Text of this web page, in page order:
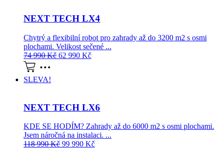
NEXT TECH LX4
Chytrý a flexibilní robot pro zahrady až do 3200 m2 s osmi
plochami. Velikost sečené ...
74 990Kč 62 990 Kč
SLEVA!
NEXT TECH LX6
KDE SE HODÍM? Zahrady až do 6000 m2 s osmi plochami.
Jsem náročná na instalaci. ...
118 990Kč 99 990 Kč